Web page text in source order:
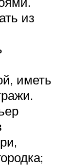
из
иметь